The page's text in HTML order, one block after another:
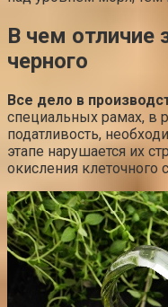
В чем отличие
черного
Все дело в
специальных рамах, в
податливость,
этапе нарушается их
окисления клеточного